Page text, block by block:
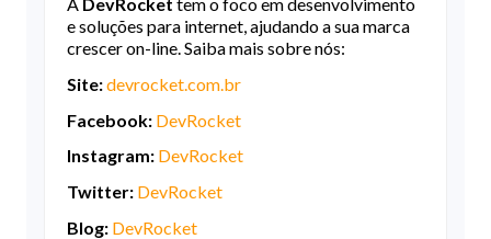
e soluções para internet, ajudando a sua marca
crescer on-line. Saiba mais sobre nós:
Site:devrocket.com.br
Facebook: DevRocket
Instagram: DevRocket
Twitter: DevRocket
Blog: DevRocket